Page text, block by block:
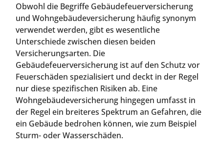
Obwohl die Begriffe Gebäudefeuerversicherung
und Wohngebäudeversicherung häufig synonym
verwendet werden, gibt es wesentliche
Unterschiede zwischen diesen beiden
Versicherungsarten. Die
Gebäudefeuerversicherung ist auf den Schutz vor
Feuerschäden spezialisiert und deckt in der Regel
nur diese spezifischen Risiken ab. Eine
Wohngebäudeversicherung hingegen umfasst in
der Regel ein breiteres Spektrum an Gefahren, die
ein Gebäude bedrohen können, wie zum Beispiel
Sturm- oder Wasserschäden.